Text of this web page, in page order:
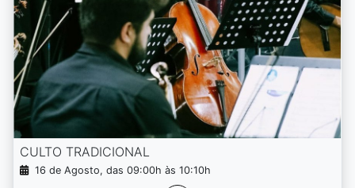
CULTO TRADICIONAL
16 de Agosto, das 09:00h às 10:10h